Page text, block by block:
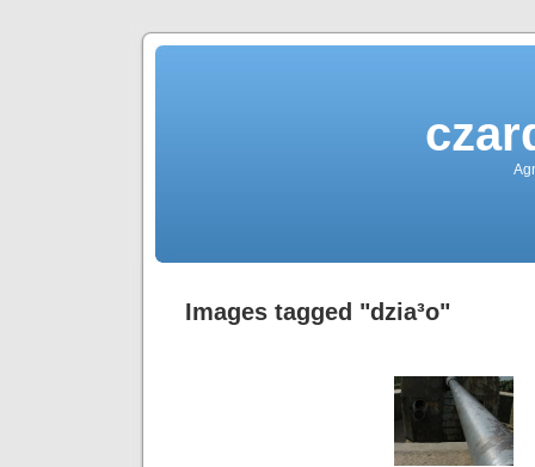
Images tagged "dzia³o"